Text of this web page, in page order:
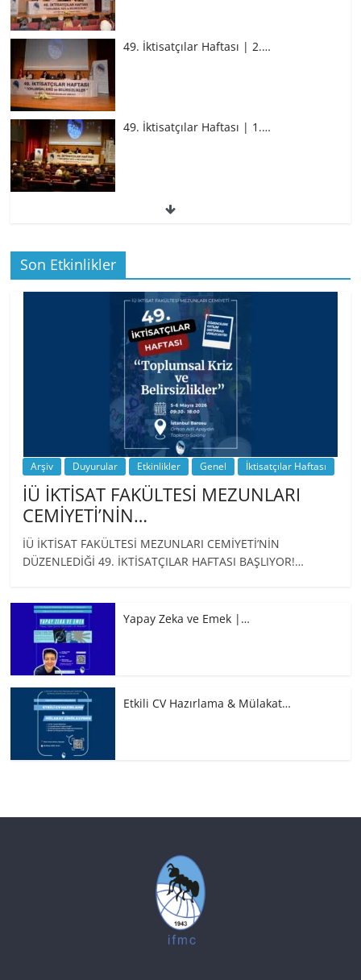
49. İktisatçılar Haftası | 2.…
49. İktisatçılar Haftası | 1.…
49. İktisatçılar Haftası | 1.…
BİZ İKTİSATLILAR: İÇİMİZDEN BİRİ PROF.
…
Son Etkinlikler
Arşiv Duyurular Etkinlikler Genel İktisatçılar Haftası
İÜ İKTİSAT FAKÜLTESİ MEZUNLARI
CEMİYETİ’NİN…
İÜ İKTİSAT FAKÜLTESİ MEZUNLARI CEMİYETİ’NİN
DÜZENLEDİĞİ 49. İKTİSATÇILAR HAFTASI BAŞLIYOR!…
Yapay Zeka ve Emek |…
Etkili CV Hazırlama & Mülakat…